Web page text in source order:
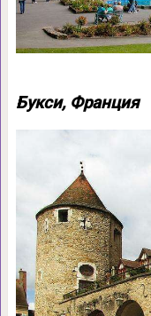
Букси, Франция